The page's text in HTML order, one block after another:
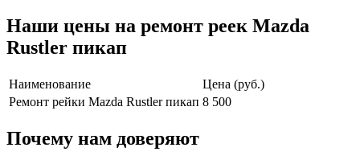
Наши цены на ремонт реек Mazda
Rustler пикап
Наименование
Цена (руб.)
Ремонт рейки Mazda Rustler пикап 8 500
Почему нам доверяют